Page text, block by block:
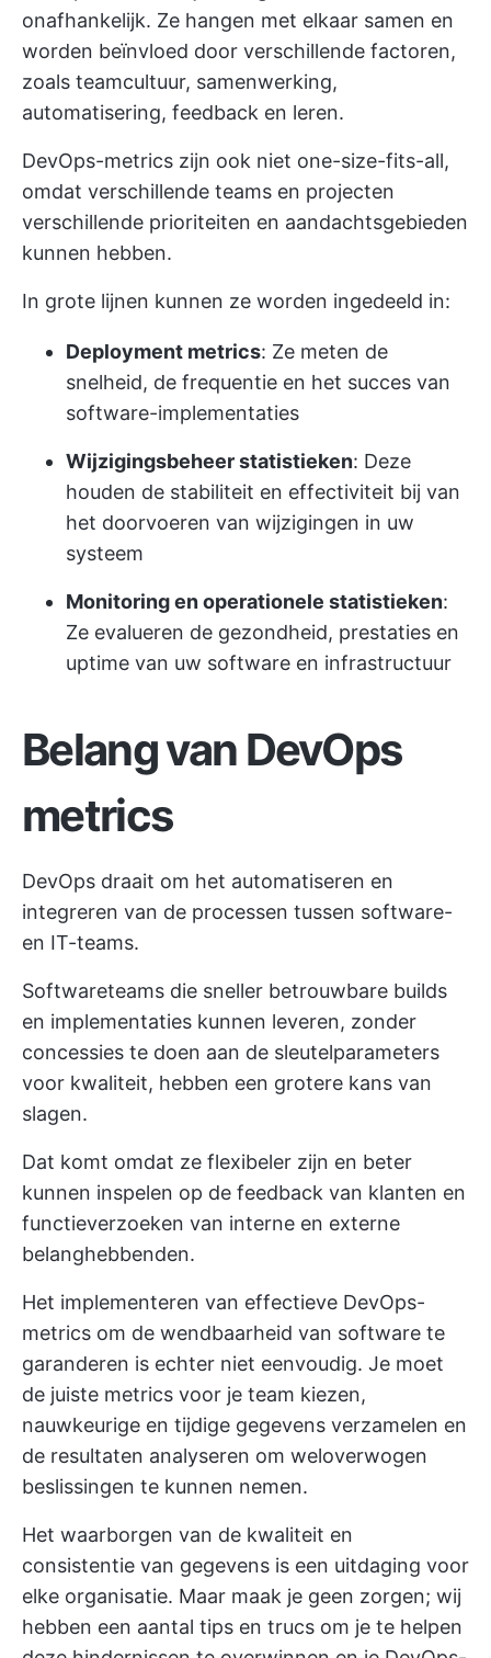
onafhankelijk. Ze hangen met elkaar samen en
worden beïnvloed door verschillende factoren,
zoals teamcultuur, samenwerking,
automatisering, feedback en leren.
DevOps-metrics zijn ook niet one-size-fits-all,
omdat verschillende teams en projecten
verschillende prioriteiten en aandachtsgebieden
kunnen hebben.
In grote lijnen kunnen ze worden ingedeeld in:
Deployment metrics: Ze meten de
snelheid, de frequentie en het succes van
software-implementaties
Wijzigingsbeheer statistieken: Deze
houden de stabiliteit en effectiviteit bij van
het doorvoeren van wijzigingen in uw
systeem
Monitoring en operationele statistieken:
Ze evalueren de gezondheid, prestaties en
uptime van uw software en infrastructuur
Belang van DevOps
metrics
DevOps draait om het automatiseren en
integreren van de processen tussen software-
en IT-teams.
Softwareteams die sneller betrouwbare builds
en implementaties kunnen leveren, zonder
concessies te doen aan de sleutelparameters
voor kwaliteit, hebben een grotere kans van
slagen.
Dat komt omdat ze flexibeler zijn en beter
kunnen inspelen op de feedback van klanten en
functieverzoeken van interne en externe
belanghebbenden.
Het implementeren van effectieve DevOps-
metrics om de wendbaarheid van software te
garanderen is echter niet eenvoudig. Je moet
de juiste metrics voor je team kiezen,
nauwkeurige en tijdige gegevens verzamelen en
de resultaten analyseren om weloverwogen
beslissingen te kunnen nemen.
Het waarborgen van de kwaliteit en
consistentie van gegevens is een uitdaging voor
elke organisatie. Maar maak je geen zorgen; wij
hebben een aantal tips en trucs om je te helpen